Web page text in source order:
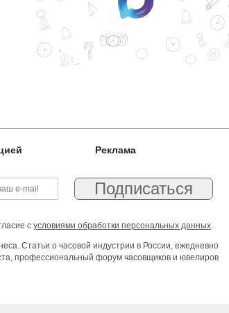
Реклама
с условиями обработки персональных данных.
Статьи о часовой индустрии в России, ежедневно
профессиональный форум часовщиков и ювелиров